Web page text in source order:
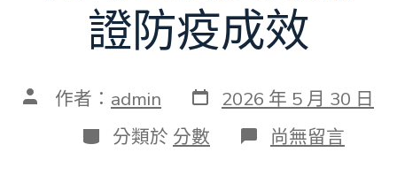
證防疫成效
文 作者： admin 發
表
日
期
2026 年 5 月 30 日
分
類
分類於 分數 在
〈漁
尚無留言